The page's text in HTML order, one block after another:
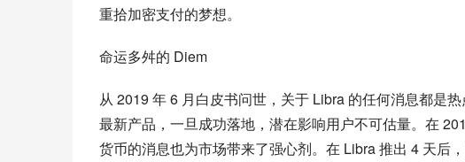
重拾加密支付的梦想。
命运多舛的 Diem
从 2019 年 6 月白皮书问世，关于 Libra 的任何消息都是
最新产品，一旦成功落地，潜在影响用户不可估量。在
货币的消息也为市场带来了强心剂。在 Libra 推出 4 天后